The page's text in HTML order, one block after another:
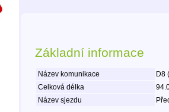
Základní informace
Název komunikace
D8
Celková délka
Název sjezdu